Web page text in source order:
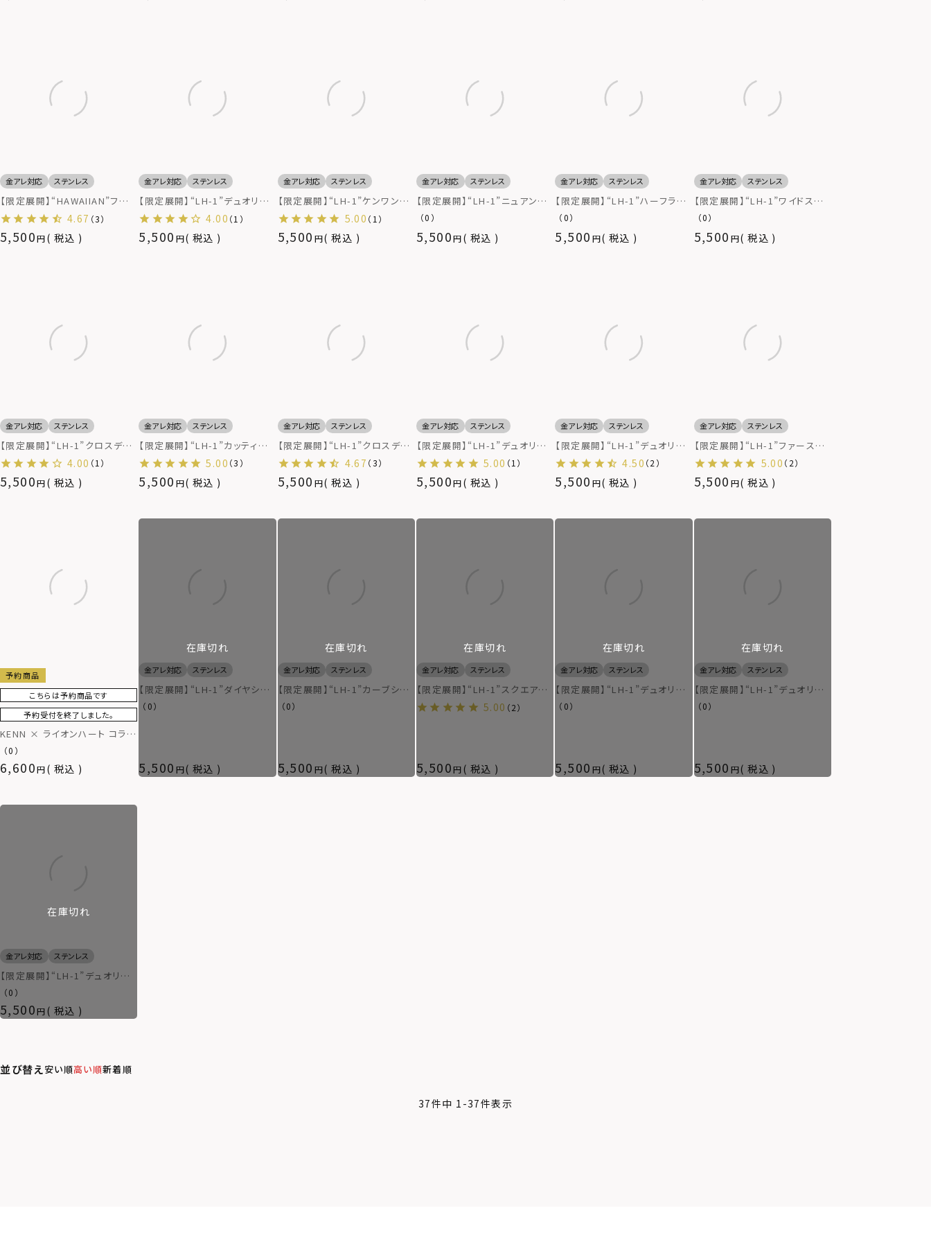
金アレ対応 ステンレス
【限定展開】“HAWAIIAN”フラッ
トハワイアンリング/サージカル
ステンレス（金属アレルギー対
応）
5,500 税込
4.67 （3）
金アレ対応 ステンレス
【限定展開】“LH-1”デュオリン
グ（印台/コンフォート）/サージ
カルステンレス（金属アレルギー
対応）
5,500 税込
4.00 （1）
金アレ対応 ステンレス
【限定展開】“LH-1”ケンワンリ
ング/サージカルステンレス（金
属アレルギー対応）
5,500 税込
5.00 （1）
金アレ対応 ステンレス
【限定展開】“LH-1”ニュアンス
デュアルリング/サージカルステ
5,500 税込
（0）
金アレ対応 ステンレス
【限定展開】“LH-1”ハーフラウ
ンドリング/サージカルステンレ
5,500 税込
（0）
金アレ対応 ステンレス
【限定展開】“LH-1”ワイドストレ
ートリング/サージカルステンレ
5,500 税込
（0）
金アレ対応 ステンレス
【限定展開】“LH-1”クロスデザ
インリング（ライトブラック）/サ
ージカルステンレス（金属アレル
ギー対応）
5,500 税込
4.00 （1）
金アレ対応 ステンレス
【限定展開】“LH-1”カッティン
グデュアルリング/サージカルス
テンレス＆タングステン（金属ア
レルギー対応）
5,500 税込
5.00 （3）
金アレ対応 ステンレス
【限定展開】“LH-1”クロスデザ
インリング（シルバー）/サージ
カルステンレス（金属アレルギー
対応）
5,500 税込
4.67 （3）
金アレ対応 ステンレス
【限定展開】“LH-1”デュオリン
グ（ツイスト/シルバー）/サージ
カルステンレス（金属アレルギー
対応）
5,500 税込
5.00 （1）
金アレ対応 ステンレス
【限定展開】“LH-1”デュオリン
グ（艶美/マット仕上げ）/サージ
カルステンレス（金属アレルギー
対応）
5,500 税込
4.50 （2）
金アレ対応 ステンレス
【限定展開】“LH-1”ファースト
リング/サージカルステンレス
（金属アレルギー対応）
5,500 税込
5.00 （2）
予約商品
こちらは予約商品です
予約受付を終了しました。
KENN × ライオンハート コラボ
リング/サージカルステンレス
6,600 税込
（0）
金アレ対応 ステンレス
【限定展開】“LH-1”ダイヤシグ
ネットリング/サージカルステン
在庫切れ
5,500 税込
（0）
金アレ対応 ステンレス
【限定展開】“LH-1”カーブシグ
ネットリングリング/サージカル
在庫切れ
5,500 税込
（0）
金アレ対応 ステンレス
【限定展開】“LH-1”スクエアリ
ング/サージカルステンレス（金
属アレルギー対応）
在庫切れ
5,500 税込
5.00 （2）
金アレ対応 ステンレス
【限定展開】“LH-1”デュオリン
グ（ロゴツイスト）/サージカルス
在庫切れ
5,500 税込
（0）
金アレ対応 ステンレス
【限定展開】“LH-1”デュオリン
グ（クロスライン）/サージカル
在庫切れ
5,500 税込
（0）
金アレ対応 ステンレス
【限定展開】“LH-1”デュオリン
グ（ミルグレイン）/サージカルス
在庫切れ
5,500 税込
（0）
並び替え安い順高い順新着順
37件中 1 -37件表示